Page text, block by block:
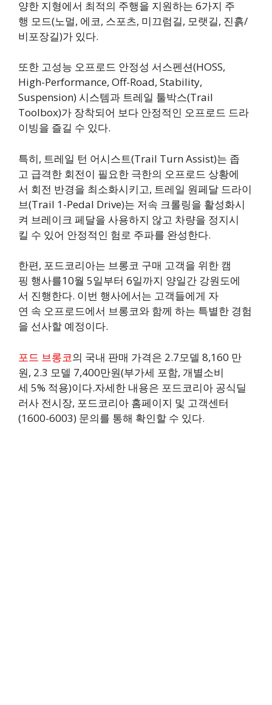
양한 지형에서 최적의 주행을 지원하는 6가지 주
행 모드(노멀, 에코, 스포츠, 미끄럼길, 모랫길, 진흙/
비포장길)가 있다.
또한 고성능 오프로드 안정성 서스펜션(HOSS,
High-Performance, Off-Road, Stability,
Suspension) 시스템과 트레일 툴박스(Trail
Toolbox)가 장착되어 보다 안정적인 오프로드 드라
이빙을 즐길 수 있다.
특히, 트레일 턴 어시스트(Trail Turn Assist)는 좁
고 급격한 회전이 필요한 극한의 오프로드 상황에
서 회전 반경을 최소화시키고, 트레일 원페달 드라이
브(Trail 1-Pedal Drive)는 저속 크롤링을 활성화시
켜 브레이크 페달을 사용하지 않고 차량을 정지시
킬 수 있어 안정적인 험로 주파를 완성한다.
한편, 포드코리아는 브롱코 구매 고객을 위한 캠
핑 행사를10월 5일부터 6일까지 양일간 강원도에
서 진행한다. 이번 행사에서는 고객들에게 자
연 속 오프로드에서 브롱코와 함께 하는 특별한 경험
을 선사할 예정이다.
포드 브롱코의 국내 판매 가격은 2.7모델 8,160 만
원, 2.3 모델 7,400만원(부가세 포함, 개별소비
세 5% 적용)이다.자세한 내용은 포드코리아 공식딜
러사 전시장, 포드코리아 홈페이지 및 고객센터
(1600-6003) 문의를 통해 확인할 수 있다.